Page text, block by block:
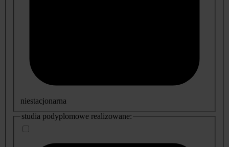
niestacjonarna
studia podyplomowe realizowane: